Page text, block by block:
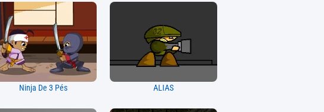
Ninja De 3 Pés ALIAS